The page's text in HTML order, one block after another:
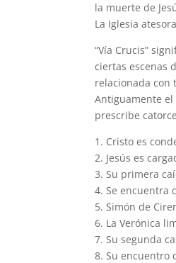
la muerte de
La Iglesia
“Vía Crucis”
ciertas escenas
relacionada con
Antiguamente
prescribe
1. Cristo es
2. Jesús es
3. Su primera
4. Se encuentra
5. Simón de
6. La Verónica
7. Su segunda
8. Su encuentro